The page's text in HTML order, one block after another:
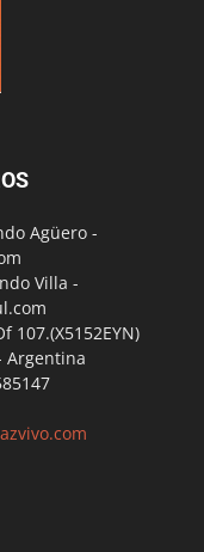
Agüero -
Villa -
107.(X5152EYN)
Argentina